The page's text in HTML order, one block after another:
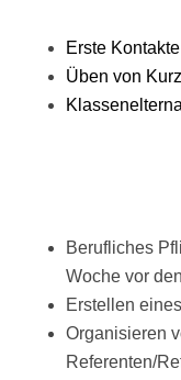
Erste
Üben von
Berufliches
Woche vor
Erstellen
Organisieren
Referenten/